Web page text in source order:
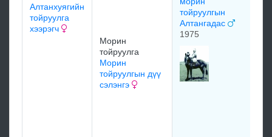
Алтанхуягийн
тойруулга
хээрэгч
Морин
тойруулга
Морин
тойруулгын дүү
сэлэнгэ
тойруулгын
Алтангадас
1975